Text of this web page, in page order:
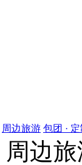
周边旅游 包团 ·
周边